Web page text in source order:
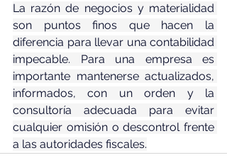
La razón de negocios y materialidad
son puntos finos que hacen la
diferencia para llevar una contabilidad
impecable. Para una empresa es
importante mantenerse actualizados,
informados, con un orden y la
consultoría adecuada para evitar
cualquier omisión o descontrol frente
a las autoridades fiscales.